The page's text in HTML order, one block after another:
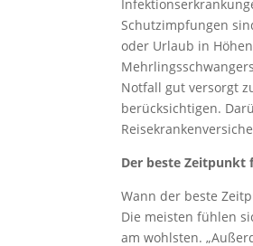
Schutzimpfungen
oder Urlaub in
Notfall gut versorgt
berücksichtigen.
Der beste Zeitpunkt
Wann der beste
Die meisten fühlen
am wohlsten.